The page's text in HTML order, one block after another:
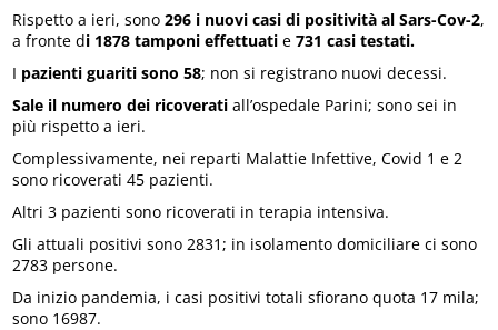
Rispetto a ieri, sono 296 i nuovi casi di positività al Sars-Cov-2,
a fronte di 1878 tamponi effettuati e 731 casi testati.
I pazienti guariti sono 58; non si registrano nuovi decessi.
Sale il numero dei ricoverati all’ospedale Parini; sono sei in
più rispetto a ieri.
Complessivamente, nei reparti Malattie Infettive, Covid 1 e 2
sono ricoverati 45 pazienti.
Altri 3 pazienti sono ricoverati in terapia intensiva.
Gli attuali positivi sono 2831; in isolamento domiciliare ci sono
2783 persone.
Da inizio pandemia, i casi positivi totali sfiorano quota 17 mila;
sono 16987.